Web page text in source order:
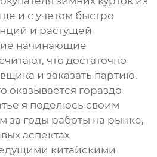
и с учетом быстро
и растущей
начинающие
что достаточно
и заказать партию.
оказывается гораздо
я поделюсь своим
за годы работы на рынке,
аспектах
китайскими